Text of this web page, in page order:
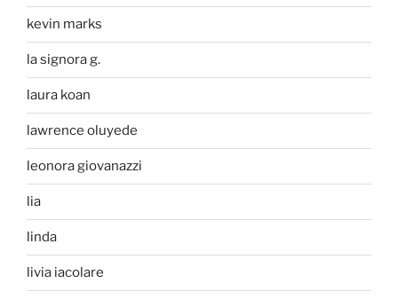
kevin marks
la signora g.
laura koan
lawrence oluyede
leonora giovanazzi
lia
linda
livia iacolare